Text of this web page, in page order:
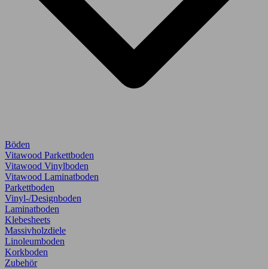
Böden
Vitawood Parkettboden
Vitawood Vinylboden
Vitawood Laminatboden
Parkettboden
Vinyl-/Designboden
Laminatboden
Klebesheets
Massivholzdiele
Linoleumboden
Korkboden
Zubehör